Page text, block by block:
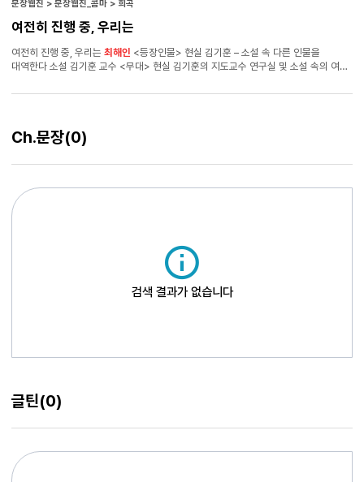
문장웹진 > 문장웹진_콤마 > 희곡
여전히 진행 중, 우리는
여전히 진행 중, 우리는 최해인
대역한다 소설 김기훈 교수 <무대> 현실 김기훈의 지도교수 연구실 및 소설 속의 여러
있다. 책상 사이로 한 사람 지나갈 수 있는 통로가 있다. 책상 위에는 연극 포스터가
지도교수는 객석을 향해 앉아 있다. 하수 위에는 책장이 있고, 안에는 각종 책이 가득
꽂혀 있다. 상수에도 의자가 있다. 노크 소리가 들린다. 교수 들어오세요. 현실
기훈이 등장한다. 교수는 기훈을 쳐다보지 않는다.
Ch.문장(0)
검색 결과가 없습니다
글틴(0)